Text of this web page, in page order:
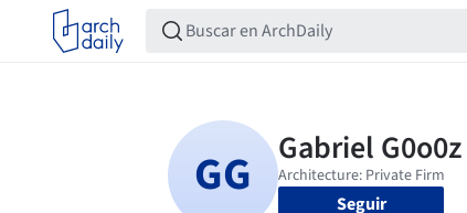
Seguir